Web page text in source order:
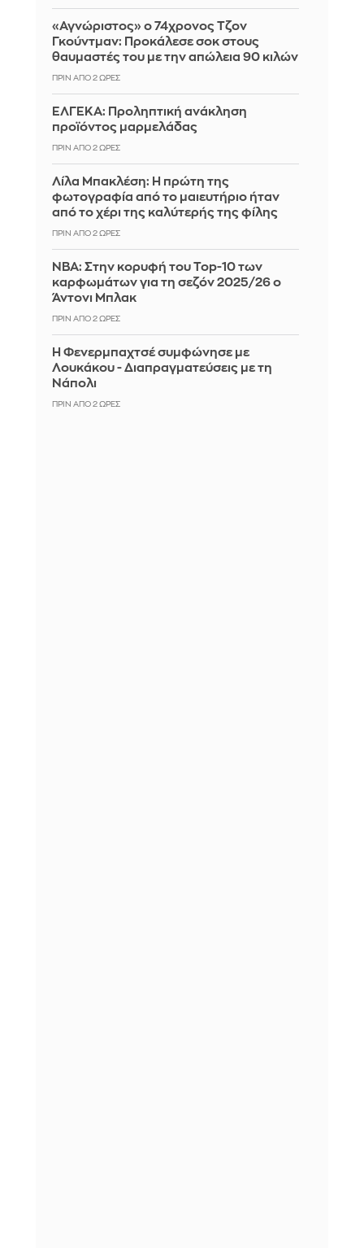
«Αγνώριστος» ο 74χρονος Τζον
Γκούντμαν: Προκάλεσε σοκ στους
θαυμαστές του με την απώλεια 90 κιλών
ΠΡΙΝ ΑΠΌ 2 ΏΡΕΣ
ΕΛΓΕΚΑ: Προληπτική ανάκληση
προϊόντος μαρμελάδας
ΠΡΙΝ ΑΠΌ 2 ΏΡΕΣ
Λίλα Μπακλέση: Η πρώτη της
φωτογραφία από το μαιευτήριο ήταν
από το χέρι της καλύτερής της φίλης
ΠΡΙΝ ΑΠΌ 2 ΏΡΕΣ
ΝΒΑ: Στην κορυφή του Top-10 των
καρφωμάτων για τη σεζόν 2025/26 ο
Άντονι Μπλακ
ΠΡΙΝ ΑΠΌ 2 ΏΡΕΣ
Η Φενερμπαχτσέ συμφώνησε με
Λουκάκου - Διαπραγματεύσεις με τη
Νάπολι
ΠΡΙΝ ΑΠΌ 2 ΏΡΕΣ